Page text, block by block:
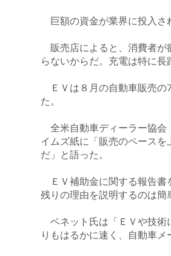
巨額の資金が業界に投入さ
販売店によると、消費者が
らないからだ。充電は特に長
ＥＶは８月の自動車販売の
た。
全米自動車ディーラー協会
イムズ紙に「販売のペース
だ」と語った。
ＥＶ補助金に関する報告書
残りの理由を説明するのは簡
ベネット氏は「ＥＶや技術
りもはるかに速く、自動車